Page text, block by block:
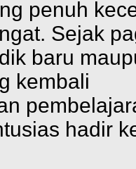
penuh
Sejak
baru
kembali
hadir